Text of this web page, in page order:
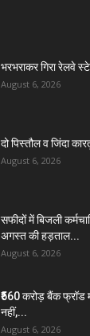
भरभराकर गिरा रेलवे
August 6, 2026
दो पिस्तौल व जिंदा
August 6, 2026
सफीदों में बिजली
अगस्त की हड़ताल...
August 6, 2026
₹560 करोड़ बैंक फ्रॉड
नहीं,...
August 6, 2026